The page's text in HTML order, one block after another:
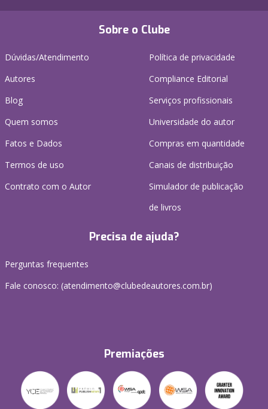
Sobre o Clube
Dúvidas/Atendimento
Autores
Blog
Quem somos
Fatos e Dados
Termos de uso
Contrato com o Autor
Política de privacidade
Compliance Editorial
Serviços profissionais
Universidade do autor
Compras em quantidade
Canais de distribuição
Simulador de publicação
de livros
Precisa de ajuda?
Perguntas frequentes
Fale conosco: (atendimento@clubedeautores.com.br)
Premiações